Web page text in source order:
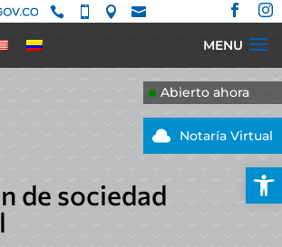
     
 Notaría Virtual
Abierto ahora
de sociedad